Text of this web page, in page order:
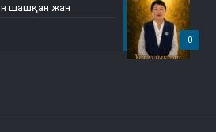
0
шашқан жан